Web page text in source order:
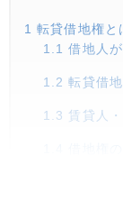
1 転貸借地権と
1.1 借地人
1.2 転貸借
1.3 賃貸人
転貸借地権
転借権